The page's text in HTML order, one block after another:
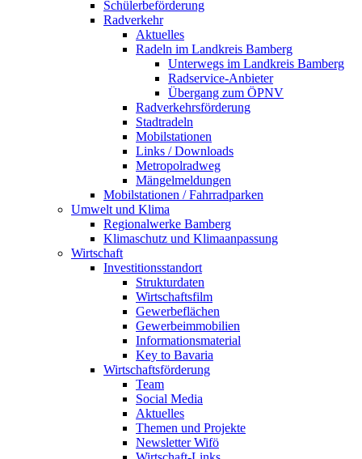
Schülerbeförderung
Radverkehr
Aktuelles
Radeln im Landkreis Bamberg
Unterwegs im Landkreis Bamberg
Radservice-Anbieter
Übergang zum ÖPNV
Radverkehrsförderung
Stadtradeln
Mobilstationen
Links / Downloads
Metropolradweg
Mängelmeldungen
Mobilstationen / Fahrradparken
Umwelt und Klima
Regionalwerke Bamberg
Klimaschutz und Klimaanpassung
Wirtschaft
Investitionsstandort
Strukturdaten
Wirtschaftsfilm
Gewerbeflächen
Gewerbeimmobilien
Informationsmaterial
Key to Bavaria
Wirtschaftsförderung
Team
Social Media
Aktuelles
Themen und Projekte
Newsletter Wifö